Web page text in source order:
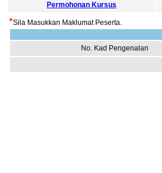
Permohonan Kursus
*Sila Masukkan Maklumat Peserta.
No. Kad Pengenalan